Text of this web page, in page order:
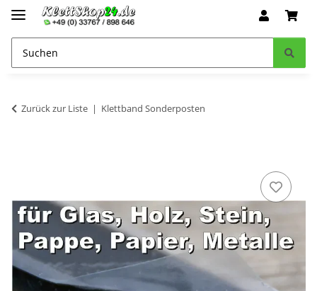
Zurück zur Liste Klettband Sonderposten